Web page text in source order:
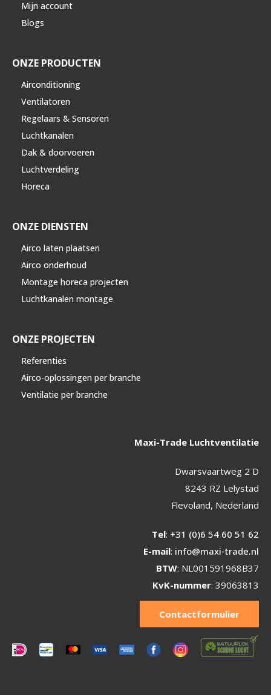
Mijn account
Blogs
ONZE PRODUCTEN
Airconditioning
Ventilatoren
Regelaars & Sensoren
Luchtkanalen
Dak & doorvoeren
Luchtverdeling
Horeca
ONZE DIENSTEN
Airco laten plaatsen
Airco onderhoud
Montage horeca projecten
Luchtkanalen montage
ONZE PROJECTEN
Referenties
Airco-oplossingen per branche
Ventilatie per branche
Maxi-Trade Luchtventilatie
Dwarsvaartweg 2 D
8243 RZ Lelystad
Flevoland, Nederland
Tel: +31 (0)6 54 60 51 62
E-mail: info@maxi-trade.nl
BTW: NL001591968B37
KvK-nummer: 39063813
Contactformulier